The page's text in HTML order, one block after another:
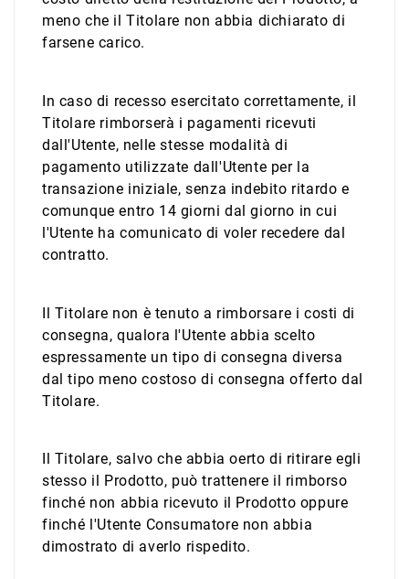
meno che il Titolare non abbia dichiarato di
farsene carico.
In caso di recesso esercitato correttamente, il
Titolare rimborserà i pagamenti ricevuti
dall'Utente, nelle stesse modalità di
pagamento utilizzate dall'Utente per la
transazione iniziale, senza indebito ritardo e
comunque entro 14 giorni dal giorno in cui
l'Utente ha comunicato di voler recedere dal
contratto.
Il Titolare non è tenuto a rimborsare i costi di
consegna, qualora l'Utente abbia scelto
espressamente un tipo di consegna diversa
dal tipo meno costoso di consegna offerto dal
Titolare.
Il Titolare, salvo che abbia oerto di ritirare egli
stesso il Prodotto, può trattenere il rimborso
finché non abbia ricevuto il Prodotto oppure
finché l'Utente Consumatore non abbia
dimostrato di averlo rispedito.